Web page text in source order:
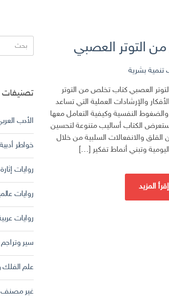
التوتر العصبي
تنمية بشرية
العصبي كتاب تخلص من التوتر
والإرشادات العملية التي تساعد
النفسية وكيفية التعامل معها
الكتاب أساليب متنوعة لتحسين
والانفعالات السلبية من خلال
وتبني أنماط تفكير […]
إقرأ المزيد
البحث
عن:
تصنيفات
الأدب
خواطر أدبية
روايات
روايات
روايات
سير
علم الفلك
غير مصنف